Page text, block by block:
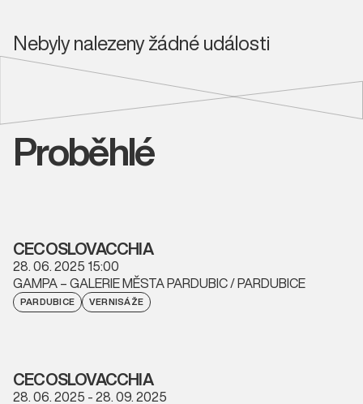
Nebyly nalezeny žádné události
Proběhlé
CECOSLOVACCHIA
28. 06. 2025 15:00
GAMPA – GALERIE MĚSTA PARDUBIC / PARDUBICE
PARDUBICE VERNISÁŽE
CECOSLOVACCHIA
28. 06. 2025 - 28. 09. 2025